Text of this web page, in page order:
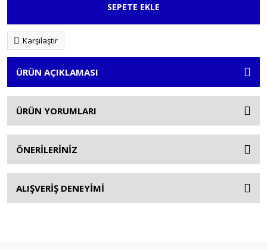
SEPETE EKLE
Karşılaştır
ÜRÜN AÇIKLAMASI
ÜRÜN YORUMLARI
ÖNERİLERİNİZ
ALIŞVERİŞ DENEYİMİ